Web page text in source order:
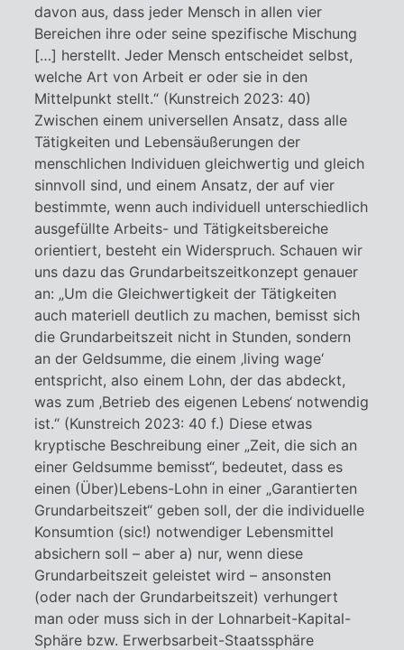
davon aus, dass jeder Mensch in allen vier
Bereichen ihre oder seine spezifische Mischung
[…] herstellt. Jeder Mensch entscheidet selbst,
welche Art von Arbeit er oder sie in den
Mittelpunkt stellt.“ (Kunstreich 2023: 40)
Zwischen einem universellen Ansatz, dass alle
Tätigkeiten und Lebensäußerungen der
menschlichen Individuen gleichwertig und gleich
sinnvoll sind, und einem Ansatz, der auf vier
bestimmte, wenn auch individuell unterschiedlich
ausgefüllte Arbeits- und Tätigkeitsbereiche
orientiert, besteht ein Widerspruch. Schauen wir
uns dazu das Grundarbeitszeitkonzept genauer
an: „Um die Gleichwertigkeit der Tätigkeiten
auch materiell deutlich zu machen, bemisst sich
die Grundarbeitszeit nicht in Stunden, sondern
an der Geldsumme, die einem ‚living wage‘
entspricht, also einem Lohn, der das abdeckt,
was zum ‚Betrieb des eigenen Lebens‘ notwendig
ist.“ (Kunstreich 2023: 40 f.) Diese etwas
kryptische Beschreibung einer „Zeit, die sich an
einer Geldsumme bemisst“, bedeutet, dass es
einen (Über)Lebens-Lohn in einer „Garantierten
Grundarbeitszeit“ geben soll, der die individuelle
Konsumtion (sic!) notwendiger Lebensmittel
absichern soll – aber a) nur, wenn diese
Grundarbeitszeit geleistet wird – ansonsten
(oder nach der Grundarbeitszeit) verhungert
man oder muss sich in der Lohnarbeit-Kapital-
Sphäre bzw. Erwerbsarbeit-Staatssphäre